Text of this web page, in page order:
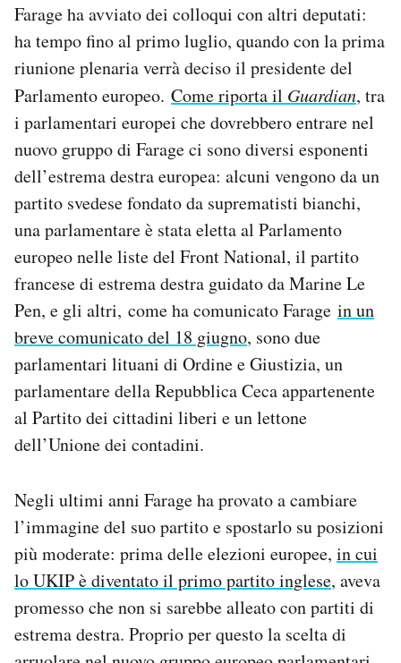
Farage ha avviato dei colloqui con altri deputati:
ha tempo fino al primo luglio, quando con la prima
riunione plenaria verrà deciso il presidente del
Parlamento europeo. Come riporta il Guardian, tra
i parlamentari europei che dovrebbero entrare nel
nuovo gruppo di Farage ci sono diversi esponenti
dell’estrema destra europea: alcuni vengono da un
partito svedese fondato da suprematisti bianchi,
una parlamentare è stata eletta al Parlamento
europeo nelle liste del Front National, il partito
francese di estrema destra guidato da Marine Le
Pen, e gli altri, come ha comunicato Farage in un
breve comunicato del 18 giugno, sono due
parlamentari lituani di Ordine e Giustizia, un
parlamentare della Repubblica Ceca appartenente
al Partito dei cittadini liberi e un lettone
dell’Unione dei contadini.
Negli ultimi anni Farage ha provato a cambiare
l’immagine del suo partito e spostarlo su posizioni
più moderate: prima delle elezioni europee, in cui
lo UKIP è diventato il primo partito inglese, aveva
promesso che non si sarebbe alleato con partiti di
estrema destra. Proprio per questo la scelta di